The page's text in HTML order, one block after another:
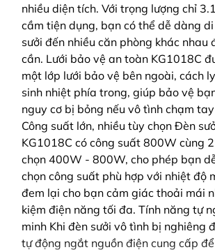
nhiều diện tích. Với trọng lượng chỉ
cầm tiện dụng, bạn có thể dễ dàng
sưởi đến nhiều căn phòng khác nhau
cần. Lưới bảo vệ an toàn KG1018C
một lớp lưới bảo vệ bên ngoài, cách
sinh nhiệt phía trong, giúp bảo vệ
nguy cơ bị bỏng nếu vô tình chạm
Công suất lớn, nhiều tùy chọn Đèn
KG1018C có công suất 800W cùng
chọn 400W - 800W, cho phép bạn
chọn công suất phù hợp với nhiệt độ
đem lại cho bạn cảm giác thoải mái
kiệm điện năng tối đa. Tính năng tự
minh Khi đèn sưởi vô tình bị nghiêng
tự động ngắt nguồn điện cung cấp